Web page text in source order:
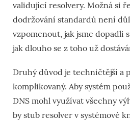
validující resolvery. Možná si
dodržování standardů není
vzpomenout, jak jsme dopadli
jak dlouho se z toho už
Druhý důvod je techničtější a
komplikovaný. Aby systém
DNS mohl využívat všechny
by stub resolver v systémové